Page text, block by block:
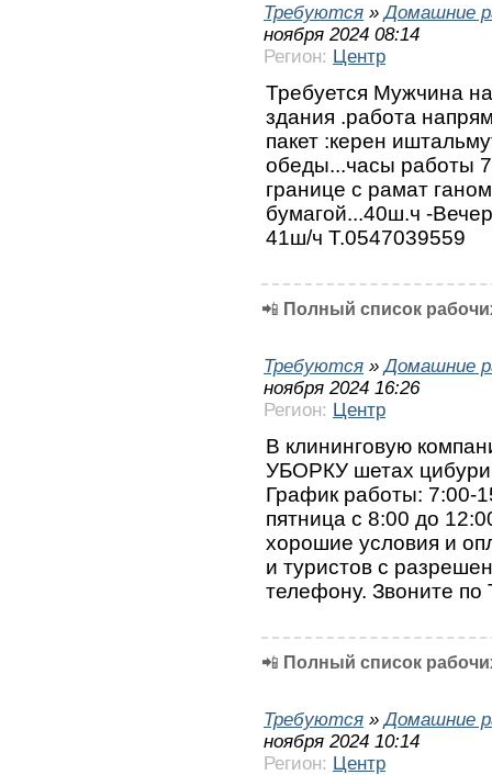
Требуются »Домашние
ноября 2024 08:14
Регион: Центр
Требуется Мужчина
здания .работа
пакет :керен
обеды...часы работы
границе с рамат
бумагой...40ш.ч -
41ш/ч Т.0547039559
📲 Полный список
Требуются »Домашние
ноября 2024 16:26
Регион: Центр
В клининговую
УБОРКУ шетах
График работы: 7:00-
пятница с 8:00 до
хорошие условия и
и туристов с
телефону. Звоните
📲 Полный список
Требуются »Домашние
ноября 2024 10:14
Регион: Центр